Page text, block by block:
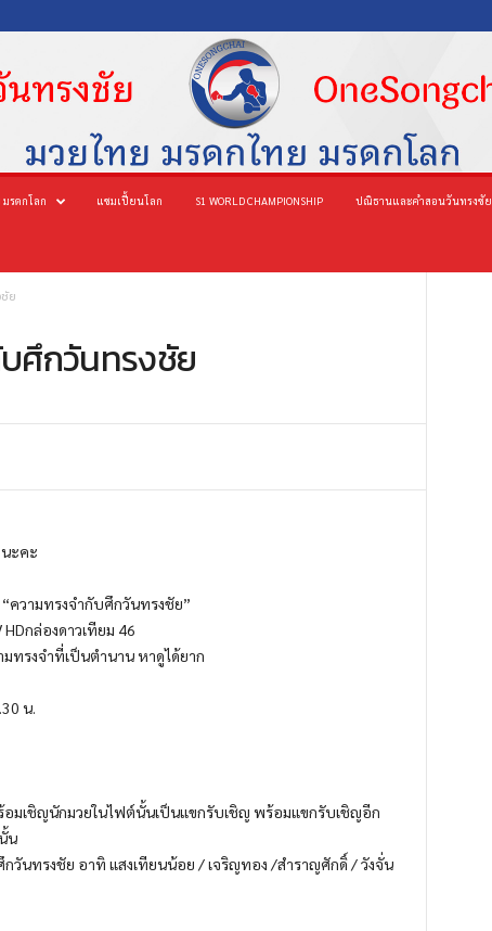
รดกโลก แชมเปี้ยนโลก S1 WORLD CHAMPIONSHIP ปณิธานและคำสอนวันทรงชัย
ะคะ
ความทรงจำกับศึกวันทรงชัย”
กล่องดาวเทียม 46
ทรงจำที่เป็นตำนาน หาดูได้ยาก
น.
อมเชิญนักมวยในไฟต์นั้นเป็นแขกรับเชิญ พร้อมแขกรับเชิญอีก
น
นทรงชัย อาทิ แสงเทียนน้อย / เจริญทอง /สำราญศักดิ์ / วังจั่น